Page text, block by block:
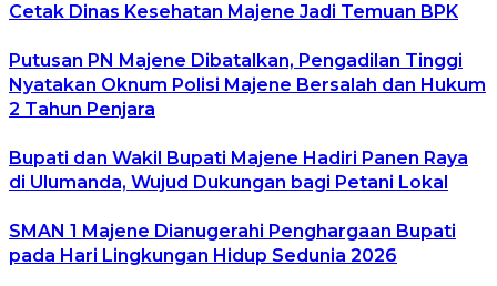
Cetak Dinas Kesehatan Majene Jadi Temuan BPK
Putusan PN Majene Dibatalkan, Pengadilan Tinggi
Nyatakan Oknum Polisi Majene Bersalah dan Hukum
2 Tahun Penjara
Bupati dan Wakil Bupati Majene Hadiri Panen Raya
di Ulumanda, Wujud Dukungan bagi Petani Lokal
SMAN 1 Majene Dianugerahi Penghargaan Bupati
pada Hari Lingkungan Hidup Sedunia 2026